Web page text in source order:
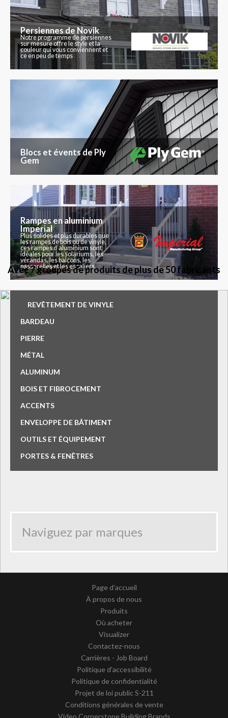
Persiennes de Novik
Notre programme de persiennes
sur mesure offre le style et la
couleur qui vous conviennent et
ce en peu de temps
Blocs et évents de Ply
Gem
Rampes en aluminium
Imperial
Plus solides et plus durables que
les rampes de bois ou de vinyle,
ces rampes d’aluminium sont
idéales pour les solariums, les
vérandas, les balcons, les
passerelles et les escaliers.
Avec 7 groupes de produits de plus de 50 fabricants
REVÊTEMENT DE VINYLE
BARDEAU
PIERRE
MÉTAL
ALUMINUM
BOIS ET FIBROCEMENT
ACCENTS
ENVELOPPE DE BÂTIMENT
OUTILS ET ÉQUIPEMENT
PORTES & FENÊTRES
Page d'accueil
À propos de nous
Produits
Où acheter
Visualizer
Contactez-nous
Carrières - Job Board
Politique d'accessibilité
Politique de confidentialité
Projet de loi public S-211
Conditions générales de vente